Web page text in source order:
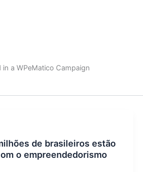
a WPeMatico Campaign
de brasileiros estão
o empreendedorismo